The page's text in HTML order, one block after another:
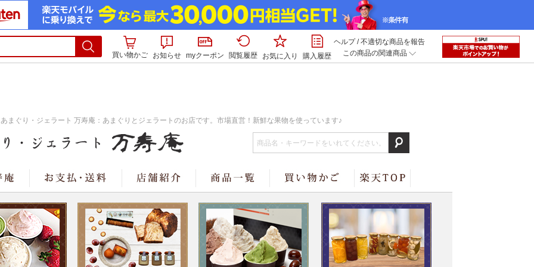
買い物かご お知らせ myクーポン 閲覧履歴 お気に入り 購入履歴
ヘルプ/不適切な商品を報告
この商品の関連商品